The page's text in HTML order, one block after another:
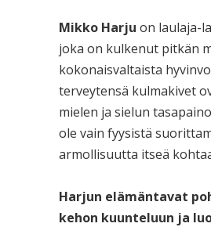
Mikko Harju on laulaja-
joka on kulkenut pitkän
kokonaisvaltaista
terveytensä kulmakivet
mielen ja sielun
ole vain fyysistä
armollisuutta itseä
Harjun elämäntavat
kehon kuunteluun ja